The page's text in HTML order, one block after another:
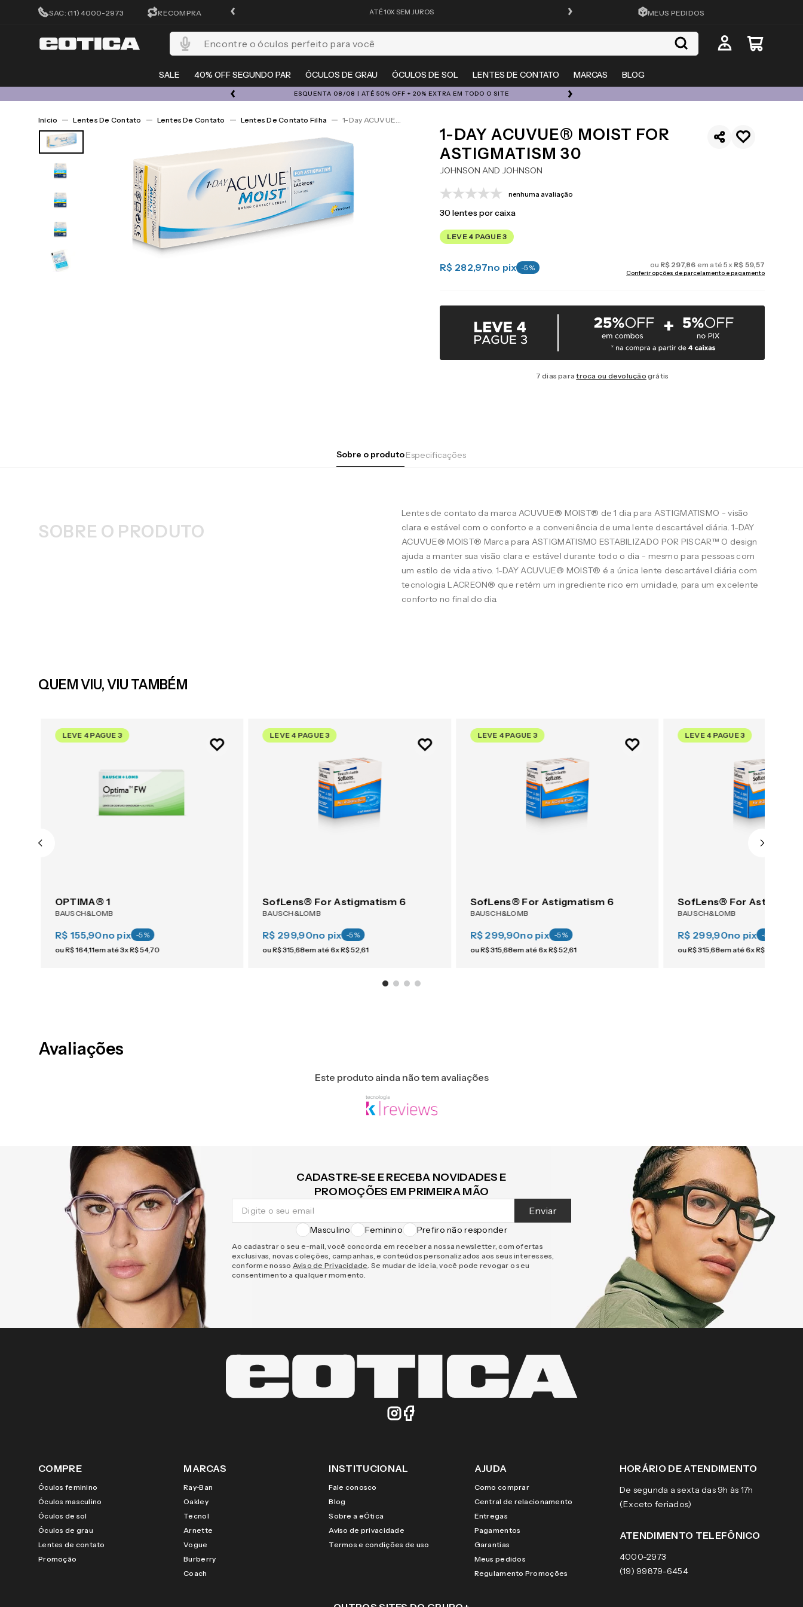
SAC: (11) 4000-2973 RECOMPRA
FRETE GRÁTIS EM TODO O SITE ATÉ 10X SEM JUROS CADASTRA-SE E GANHE 15%OFF
MEUS PEDIDOS
SALE 40% OFF SEGUNDO PAR ÓCULOS DE GRAU ÓCULOS DE SOL LENTES DE CONTATO MARCAS BLOG
Encontre o óculos perfeito para você
E LENTES COM ATÉ 50% OFF + 20% EXTRA NO CUPOM ESQUENTA ESQUENTA 08/08 | ATÉ 50% OFF + 20% EXTRA EM TODO O SITE ÓCULOS DE GRAU, SOL E LENTES COM ATÉ 50% OFF + 20% EXTRA
Lentes De Contato Lentes De Contato Lentes De Contato Filha 1-Day ACUVUE® Moist For Astigmatism 30
1-DAY ACUVUE® MOIST FOR
ASTIGMATISM 30
JOHNSON AND JOHNSON
nenhuma avaliação
30lentes por caixa
LEVE 4 PAGUE 3
R$ 282,97no pix -5 % ou R$ 297,86 em até5x R$ 59,57
Conferir opções de parcelamento e pagamento
7 dias paratroca ou devolução grátis
Sobre o produtoEspecificações
SOBRE O PRODUTO
Lentes de contato da marca ACUVUE® MOIST® de 1 dia para ASTIGMATISMO - visão
clara e estável com o conforto e a conveniência de uma lente descartável diária. 1-DAY
ACUVUE® MOIST® Marca para ASTIGMATISMO ESTABILIZADO POR PISCAR™ O design
ajuda a manter sua visão clara e estável durante todo o dia - mesmo para pessoas com
um estilo de vida ativo. 1-DAY ACUVUE® MOIST® é a única lente descartável diária com
tecnologia LACREON® que retém um ingrediente rico em umidade, para um excelente
conforto no final do dia.
QUEM VIU, VIU TAMBÉM
LEVE 4 PAGUE 3
OPTIMA® 1
BAUSCH&LOMB
R$ 155,90no pix -5%
ouR$164,11em até3xR$54,70
LEVE 4 PAGUE 3
SofLens® For Astigmatism 6
BAUSCH&LOMB
R$ 299,90no pix -5%
ouR$315,68em até6xR$52,61
LEVE 4 PAGUE 3
SofLens® For Astigmatism 6
BAUSCH&LOMB
R$ 299,90no pix -5%
ouR$315,68em até6xR$52,61
LEVE 4 PAGUE 3
SofLens® For
BAUSCH&LOMB
R$ 299,90no pix -5
ouR$315,68em até6xR$
Avaliações
Este produto ainda não tem avaliações
CADASTRE-SE E RECEBA NOVIDADES E
PROMOÇÕES EM PRIMEIRA MÃO
Enviar
Masculino Feminino Prefiro não responder
Ao cadastrar o seu e-mail, você concorda em receber a nossa newsletter, com ofertas
exclusivas, novas coleções, campanhas, e conteúdos personalizados aos seus interesses,
conforme nosso Aviso de Privacidade. Se mudar de ideia, você pode revogar o seu
consentimento a qualquer momento.
COMPRE
Óculos feminino
Óculos masculino
Óculos de sol
Óculos de grau
Lentes de contato
Promoção
MARCAS
Ray-Ban
Oakley
Tecnol
Arnette
Vogue
Burberry
Coach
INSTITUCIONAL
Fale conosco
Blog
Sobre a eÓtica
Aviso de privacidade
Termos e condições de uso
AJUDA
Como comprar
Central de relacionamento
Entregas
Pagamentos
Garantias
Meus pedidos
Regulamento Promoções
HORÁRIO DE ATENDIMENTO
De segunda a sexta das 9h às 17h
(Exceto feriados)
ATENDIMENTO TELEFÔNICO
4000-2973
(19) 99879-6454